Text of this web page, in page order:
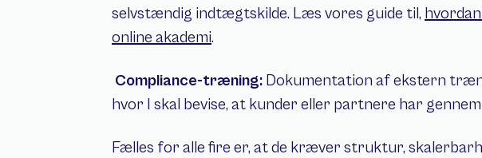
selvstændig indtægtskilde. Læs vores guide til,
online akademi.
Compliance-træning: Dokumentation af ekstern
hvor I skal bevise, at kunder eller partnere har
Fælles for alle fire er, at de kræver struktur,